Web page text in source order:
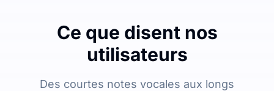
Ce que disent nos
utilisateurs
Des courtes notes vocales aux longs